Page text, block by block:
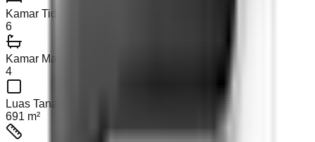
Kamar Tidur
6
Kamar Mandi
4
Luas Tanah
691 m²